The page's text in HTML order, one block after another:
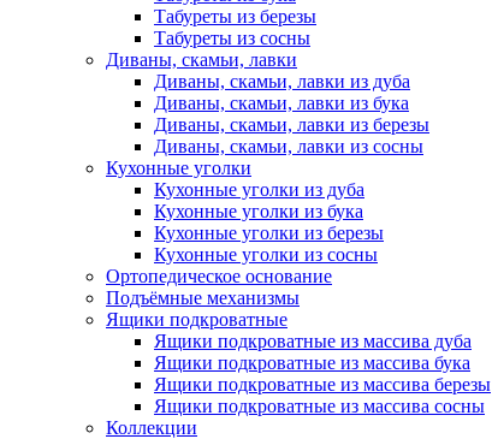
Табуреты из березы
Табуреты из сосны
Диваны, скамьи, лавки
Диваны, скамьи, лавки из дуба
Диваны, скамьи, лавки из бука
Диваны, скамьи, лавки из березы
Диваны, скамьи, лавки из сосны
Кухонные уголки
Кухонные уголки из дуба
Кухонные уголки из бука
Кухонные уголки из березы
Кухонные уголки из сосны
Ортопедическое основание
Подъёмные механизмы
Ящики подкроватные
Ящики подкроватные из массива дуба
Ящики подкроватные из массива бука
Ящики подкроватные из массива березы
Ящики подкроватные из массива сосны
Коллекции